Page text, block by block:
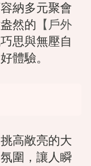
納多元聚會
然的 【戶外
思與無壓自
體驗。
高敞亮的大
圍，讓人瞬